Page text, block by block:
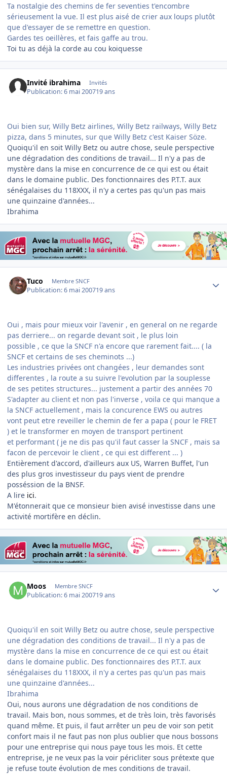
Ta nostalgie des chemins de fer seventies t'encombre
sérieusement la vue. Il est plus aisé de crier aux loups plutôt
que d'essayer de se remettre en question.
Gardes tes oeillères, et fais gaffe au trou.
Toi tu as déjà la corde au cou koiquesse
Invité ibrahima Invités
Publication:6 mai 200719 ans
Oui bien sur, Willy Betz airlines, Willy Betz railways, Willy Betz
pizza, dans 5 minutes, sur que Willy Betz c'est Kaiser Söze.
Quoiqu'il en soit Willy Betz ou autre chose, seule perspective
une dégradation des conditions de travail... Il n'y a pas de
mystère dans la mise en concurrence de ce qui est ou était
dans le domaine public. Des fonctionnaires des P.T.T. aux
sénégalaises du 118XXX, il n'y a certes pas qu'un pas mais
une quinzaine d'années...
Ibrahima
Tuco Membre SNCF
Publication:6 mai 200719 ans
Oui , mais pour mieux voir l'avenir , en general on ne regarde
pas derriere... on regarde devant soit , le plus loin
possible , ce que la SNCF n'a encore que rarement fait.... ( la
SNCF et certains de ses cheminots ...)
Les industries privées ont changées , leur demandes sont
differentes , la route a su suivre l'evolution par la souplesse
de ses petites structures... justement a partir des années 70
S'adapter au client et non pas l'inverse , voila ce qui manque a
la SNCF actuellement , mais la concurence EWS ou autres
vont peut etre reveiller le chemin de fer a papa ( pour le FRET
) et le transformer en moyen de transport pertinent
et performant ( je ne dis pas qu'il faut casser la SNCF , mais sa
facon de percevoir le client , ce qui est different ... )
Entièrement d'accord, d'ailleurs aux US, Warren Buffet, l'un
des plus gros investisseur du pays vient de prendre
posséssion de la BNSF.
A lire ici.
M'étonnerait que ce monsieur bien avisé investisse dans une
activité mortifère en déclin.
Moos Membre SNCF
Publication:6 mai 200719 ans
Quoiqu'il en soit Willy Betz ou autre chose, seule perspective
une dégradation des conditions de travail... Il n'y a pas de
mystère dans la mise en concurrence de ce qui est ou était
dans le domaine public. Des fonctionnaires des P.T.T. aux
sénégalaises du 118XXX, il n'y a certes pas qu'un pas mais
une quinzaine d'années...
Ibrahima
Oui, nous aurons une dégradation de nos conditions de
travail. Mais bon, nous sommes, et de très loin, très favorisés
quand même. Et puis, il faut arrêter un peu de voir son petit
confort mais il ne faut pas non plus oublier que nous bossons
pour une entreprise qui nous paye tous les mois. Et cette
entreprise, je ne veux pas la voir péricliter sous prétexte que
je refuse toute évolution de mes conditions de travail.